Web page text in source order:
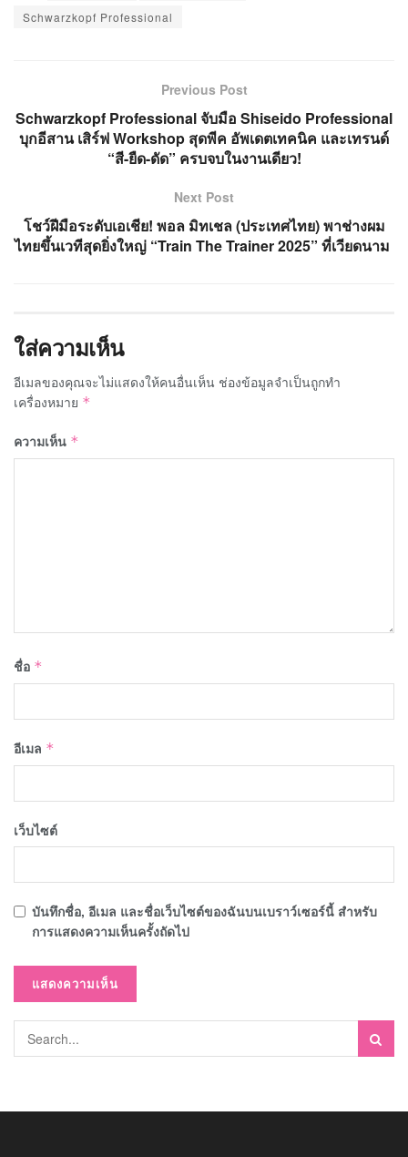
Schwarzkopf Professional
Previous Post
Schwarzkopf Professional จับมือ Shiseido Professional
บุกอีสาน เสิร์ฟ Workshop สุดพีค อัพเดตเทคนิค และเทรนด์
“สี-ยืด-ดัด” ครบจบในงานเดียว!
Next Post
โชว์ฝีมือระดับเอเชีย! พอล มิทเชล (ประเทศไทย) พาช่างผม
ไทยขึ้นเวทีสุดยิ่งใหญ่ “Train The Trainer 2025” ที่เวียดนาม
ใส่ความเห็น
อีเมลของคุณจะไม่แสดงให้คนอื่นเห็น ช่องข้อมูลจำเป็นถูกทำ
เครื่องหมาย *
ความเห็น *
ชื่อ *
อีเมล *
เว็บไซต์
บันทึกชื่อ, อีเมล และชื่อเว็บไซต์ของฉันบนเบราว์เซอร์นี้ สำหรับ
การแสดงความเห็นครั้งถัดไป